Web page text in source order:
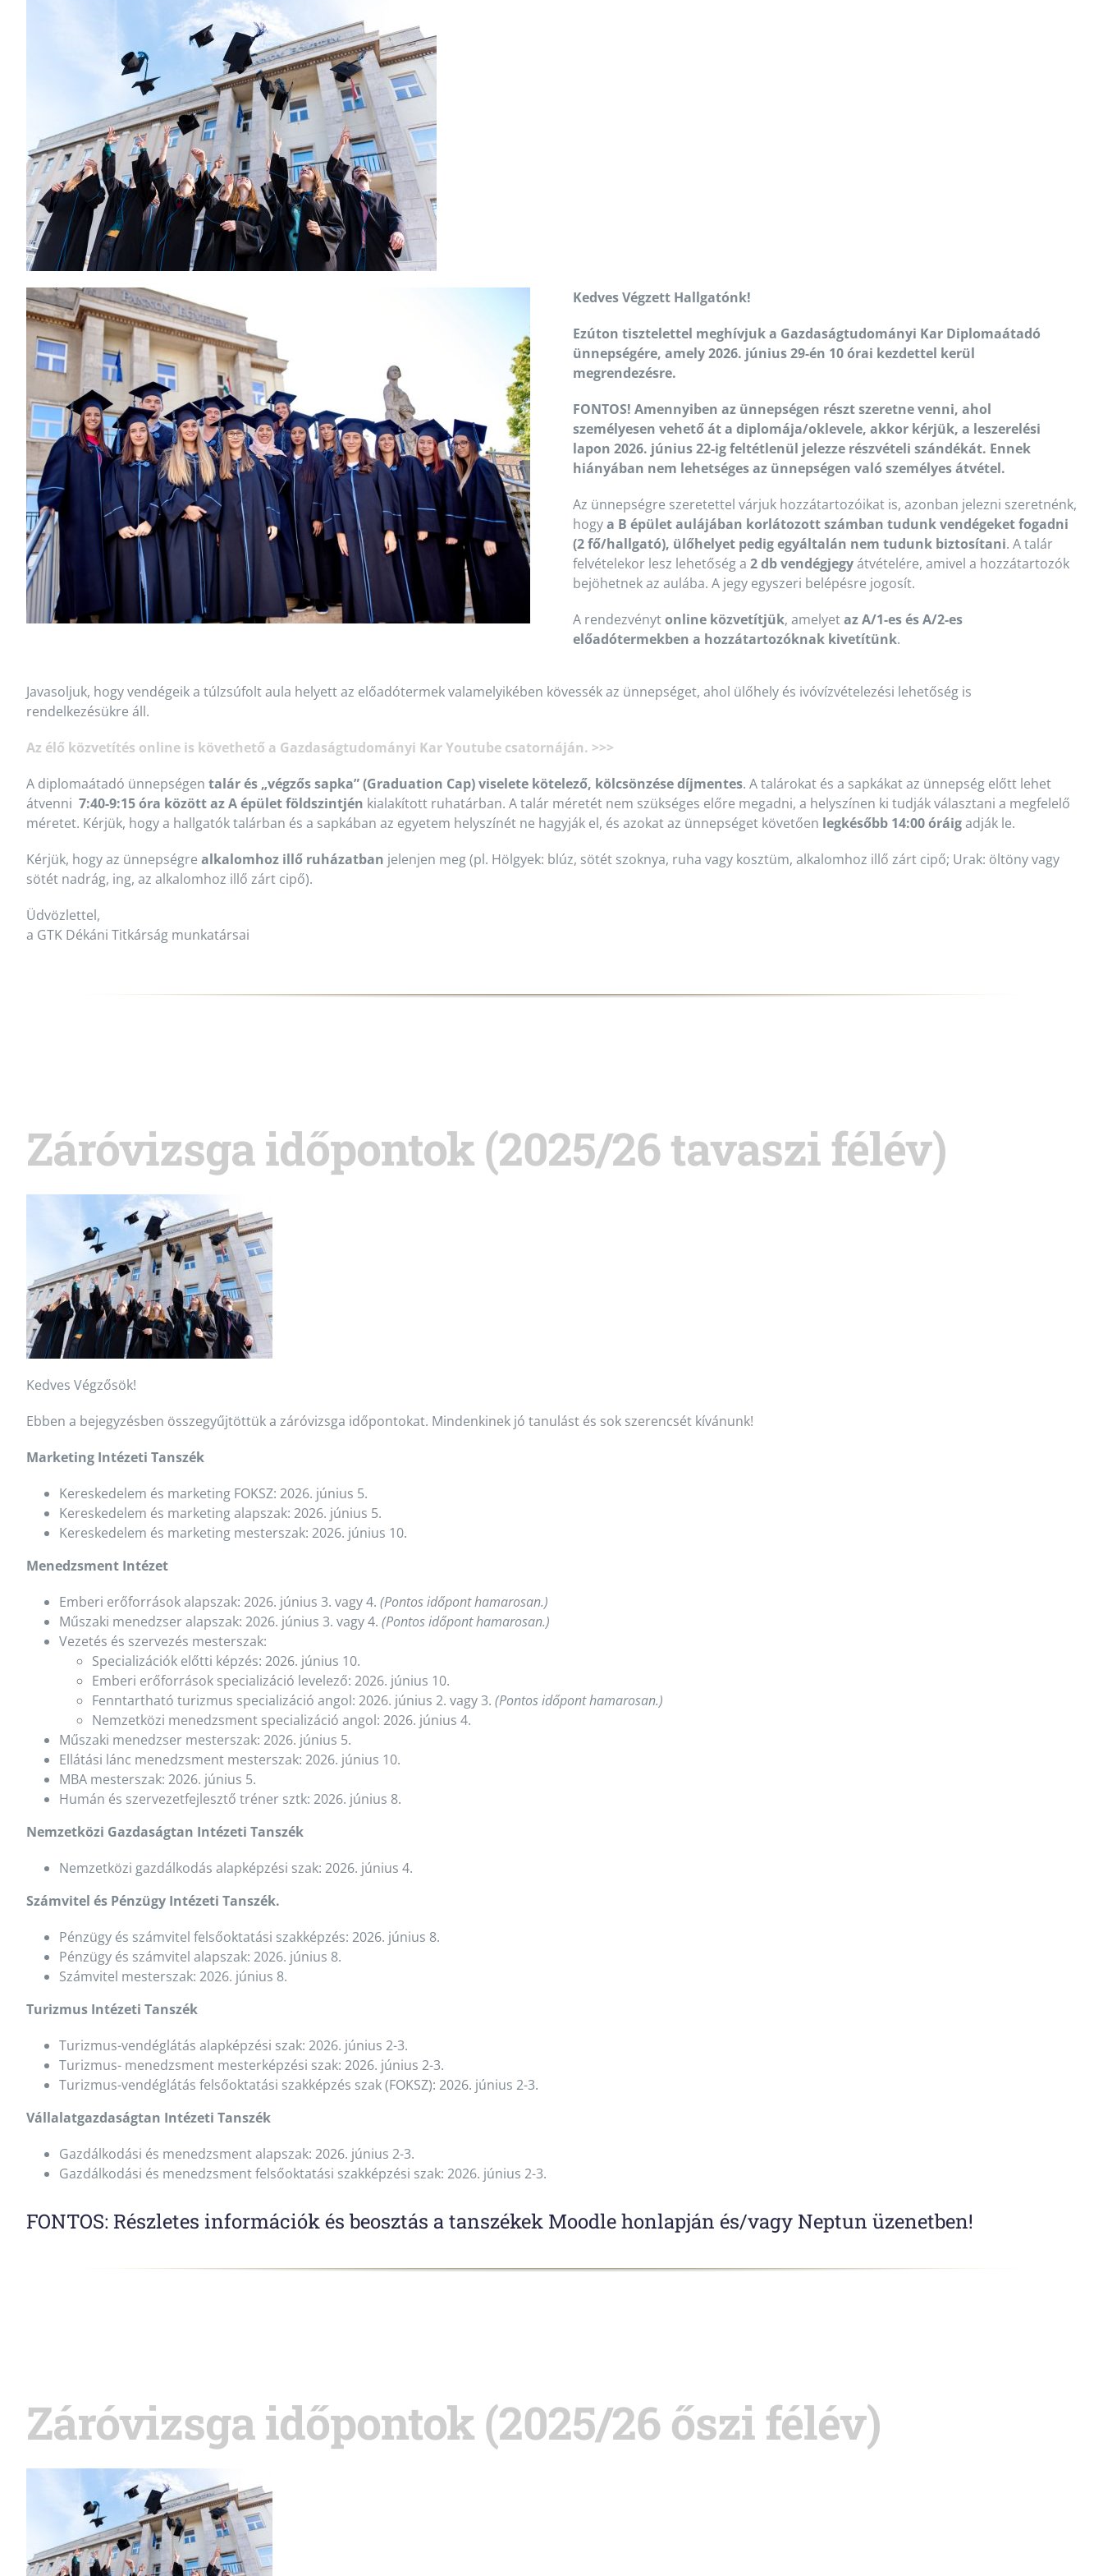
Kedves Végzett Hallgatónk!
Ezúton tisztelettel meghívjuk a Gazdaságtudományi Kar Diplomaátadó
ünnepségére, amely 2026. június 29-én 10 órai kezdettel kerül
megrendezésre.
FONTOS! Amennyiben az ünnepségen részt szeretne venni, ahol
személyesen vehető át a diplomája/oklevele, akkor kérjük, a leszerelési
lapon 2026. június 22-ig feltétlenül jelezze részvételi szándékát. Ennek
hiányában nem lehetséges az ünnepségen való személyes átvétel.
Az ünnepségre szeretettel várjuk hozzátartozóikat is, azonban jelezni szeretnénk,
hogya B épület aulájában korlátozott számban tudunk vendégeket fogadni
(2 fő/hallgató), ülőhelyet pedig egyáltalán nem tudunk biztosítani. A talár
felvételekor lesz lehetőség a 2 db vendégjegyátvételére, amivel a hozzátartozók
bejöhetnek az aulába. A jegy egyszeri belépésre jogosít.
A rendezvénytonline közvetítjük, amelyetaz A/1-es és A/2-es
előadótermekben a hozzátartozóknak kivetítünk.
Javasoljuk, hogy vendégeik a túlzsúfolt aula helyett az előadótermek valamelyikében kövessék az ünnepséget, ahol ülőhely és ivóvízvételezési lehetőség is
rendelkezésükre áll.
Az élő közvetítés online is követhető a Gazdaságtudományi Kar Youtube csatornáján. >>>
A diplomaátadó ünnepségen talár és „végzős sapka” (Graduation Cap) viselete kötelező, kölcsönzése díjmentes. A talárokat és a sapkákat az ünnepség előtt lehet
átvenni 7:40-9:15 óra között az A épület földszintjén kialakított ruhatárban. A talár méretét nem szükséges előre megadni, a helyszínen ki tudják választani a megfelelő
méretet. Kérjük, hogy a hallgatók talárban és a sapkában az egyetem helyszínét ne hagyják el, és azokat az ünnepséget követően legkésőbb 14:00 óráigadják le.
Kérjük, hogy az ünnepségre alkalomhoz illő ruházatban jelenjen meg (pl. Hölgyek: blúz, sötét szoknya, ruha vagy kosztüm, alkalomhoz illő zárt cipő; Urak: öltöny vagy
sötét nadrág, ing, az alkalomhoz illő zárt cipő).
Üdvözlettel,
a GTK Dékáni Titkárság munkatársai
Záróvizsga időpontok (2025/26 tavaszi félév)
Kedves Végzősök!
Ebben a bejegyzésben összegyűjtöttük a záróvizsga időpontokat. Mindenkinek jó tanulást és sok szerencsét kívánunk!
Marketing Intézeti Tanszék
Kereskedelem és marketing FOKSZ: 2026. június 5.
Kereskedelem és marketing alapszak: 2026. június 5.
Kereskedelem és marketing mesterszak: 2026. június 10.
Menedzsment Intézet
Emberi erőforrások alapszak: 2026. június 3. vagy 4. (Pontos időpont hamarosan.)
Műszaki menedzser alapszak: 2026. június 3. vagy 4. (Pontos időpont hamarosan.)
Vezetés és szervezés mesterszak:
Specializációk előtti képzés: 2026. június 10.
Emberi erőforrások specializáció levelező: 2026. június 10.
Fenntartható turizmus specializáció angol: 2026. június 2. vagy 3. (Pontos időpont hamarosan.)
Nemzetközi menedzsment specializáció angol: 2026. június 4.
Műszaki menedzser mesterszak: 2026. június 5.
Ellátási lánc menedzsment mesterszak: 2026. június 10.
MBA mesterszak: 2026. június 5.
Humán és szervezetfejlesztő tréner sztk: 2026. június 8.
Nemzetközi Gazdaságtan Intézeti Tanszék
Nemzetközi gazdálkodás alapképzési szak: 2026. június 4.
Számvitel és Pénzügy Intézeti Tanszék.
Pénzügy és számvitel felsőoktatási szakképzés: 2026. június 8.
Pénzügy és számvitel alapszak: 2026. június 8.
Számvitel mesterszak: 2026. június 8.
Turizmus Intézeti Tanszék
Turizmus-vendéglátás alapképzési szak: 2026. június 2-3.
Turizmus- menedzsment mesterképzési szak: 2026. június 2-3.
Turizmus-vendéglátás felsőoktatási szakképzés szak (FOKSZ): 2026. június 2-3.
Vállalatgazdaságtan Intézeti Tanszék
Gazdálkodási és menedzsment alapszak: 2026. június 2-3.
Gazdálkodási és menedzsment felsőoktatási szakképzési szak: 2026. június 2-3.
FONTOS: Részletes információk és beosztás a tanszékek Moodle honlapján és/vagy Neptun üzenetben!
Záróvizsga időpontok (2025/26 őszi félév)